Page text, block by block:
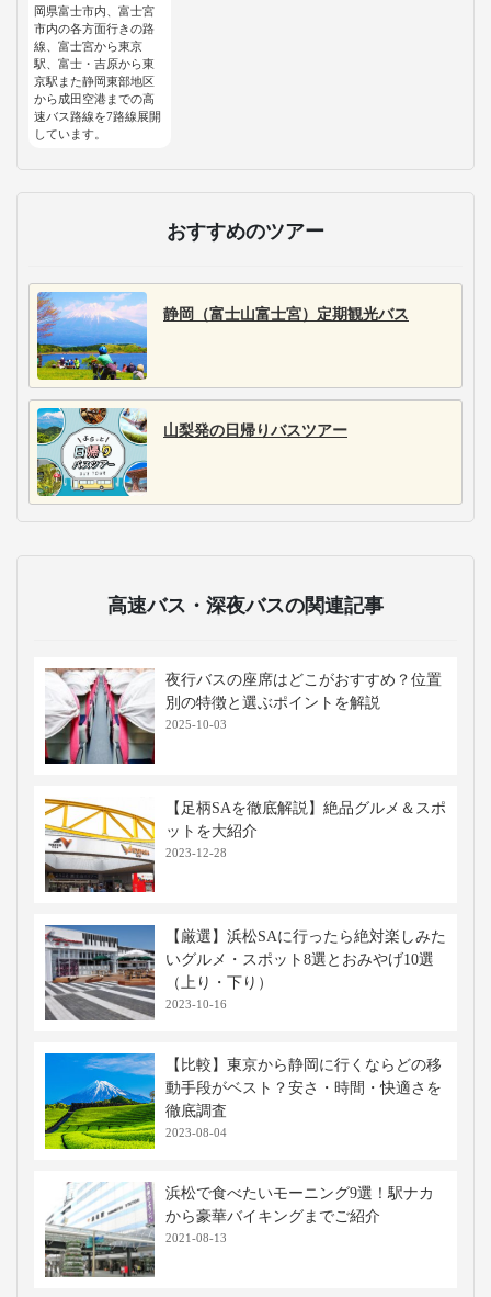
岡県富士市内、富士宮
市内の各方面行きの路
線、富士宮から東京
駅、富士・吉原から東
京駅また静岡東部地区
から成田空港までの高
速バス路線を7路線展開
しています。
おすすめのツアー
静岡（富士山富士宮）定期観光バス
山梨発の日帰りバスツアー
高速バス・深夜バスの関連記事
夜行バスの座席はどこがおすすめ？位置
別の特徴と選ぶポイントを解説
2025-10-03
【足柄SAを徹底解説】絶品グルメ＆スポ
ットを大紹介
2023-12-28
【厳選】浜松SAに行ったら絶対楽しみた
いグルメ・スポット8選とおみやげ10選
（上り・下り）
2023-10-16
【比較】東京から静岡に行くならどの移
動手段がベスト？安さ・時間・快適さを
徹底調査
2023-08-04
浜松で食べたいモーニング9選！駅ナカ
から豪華バイキングまでご紹介
2021-08-13